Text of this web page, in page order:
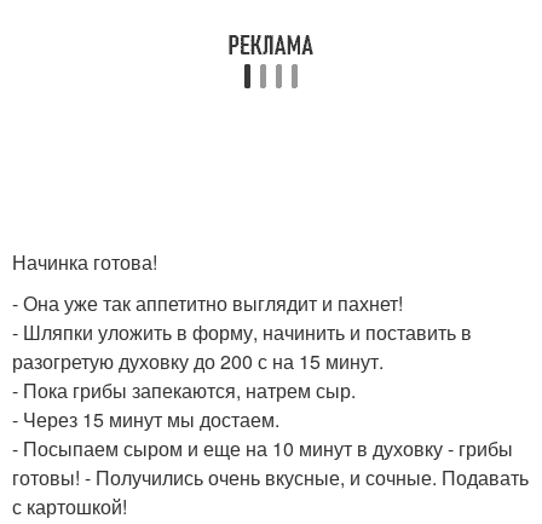
Начинка готова!
- Она уже так аппетитно выглядит и пахнет!
- Шляпки уложить в форму, начинить и поставить в
разогретую духовку до 200 с на 15 минут.
- Пока грибы запекаются, натрем сыр.
- Через 15 минут мы достаем.
- Посыпаем сыром и еще на 10 минут в духовку - грибы
готовы! - Получились очень вкусные, и сочные. Подавать
с картошкой!